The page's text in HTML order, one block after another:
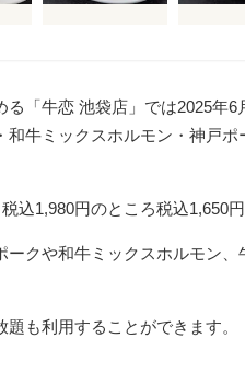
「牛恋 池袋店」では2025年6
牛ミックスホルモン・神戸
込1,980円のところ税込1,650
クや和牛ミックスホルモン
も利用することができます。